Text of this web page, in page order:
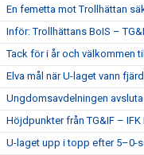
En femetta mot Trollhättan
Inför: Trollhättans BoIS –
Tack för i år och välkommen
Elva mål när U-laget vann
Ungdomsavdelningen
Höjdpunkter från TG&IF – IFK
U-laget upp i topp efter 5–0-